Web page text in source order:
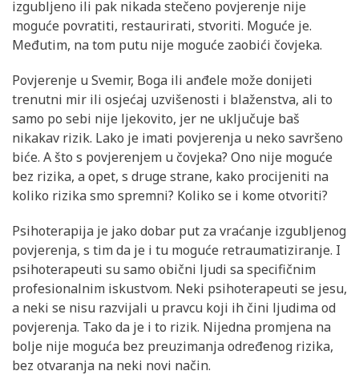
izgubljeno ili pak nikada stečeno povjerenje nije
moguće povratiti, restaurirati, stvoriti. Moguće je.
Međutim, na tom putu nije moguće zaobići čovjeka.
Povjerenje u Svemir, Boga ili anđele može donijeti
trenutni mir ili osjećaj uzvišenosti i blaženstva, ali to
samo po sebi nije ljekovito, jer ne uključuje baš
nikakav rizik. Lako je imati povjerenja u neko savršeno
biće. A što s povjerenjem u čovjeka? Ono nije moguće
bez rizika, a opet, s druge strane, kako procijeniti na
koliko rizika smo spremni? Koliko se i kome otvoriti?
Psihoterapija je jako dobar put za vraćanje izgubljenog
povjerenja, s tim da je i tu moguće retraumatiziranje. I
psihoterapeuti su samo obični ljudi sa specifičnim
profesionalnim iskustvom. Neki psihoterapeuti se jesu,
a neki se nisu razvijali u pravcu koji ih čini ljudima od
povjerenja. Tako da je i to rizik. Nijedna promjena na
bolje nije moguća bez preuzimanja određenog rizika,
bez otvaranja na neki novi način.